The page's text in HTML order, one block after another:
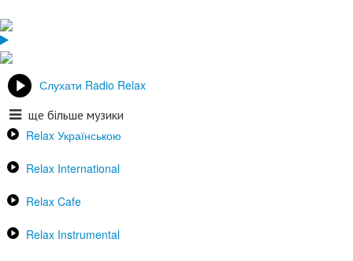
Слухати Radio Relax
ще більше музики
Relax Українською
Relax International
Relax Cafe
Relax Instrumental